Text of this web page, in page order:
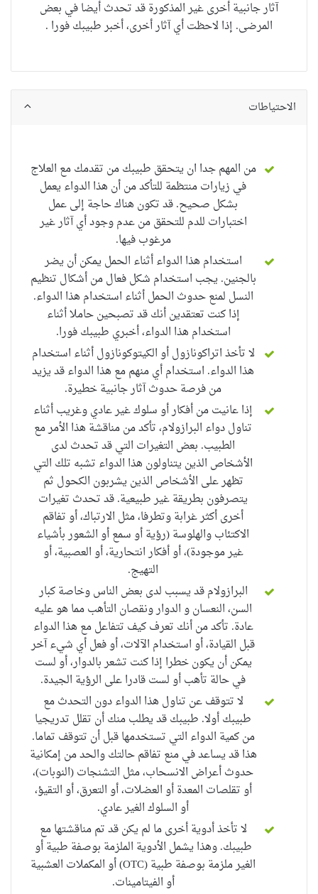
آثار جانبية أخرى غير المذكورة قد تحدث أيضا في بعض
المرضى. إذا لاحظت أي آثار أخرى، أخبر طبيبك فورا .
الاحتياطات
من المهم جدا ان يتحقق طبيبك من تقدمك مع العلاج
في زيارات منتظمة للتأكد من أن هذا الدواء يعمل
بشكل صحيح. قد تكون هناك حاجة إلى عمل
اختبارات للدم للتحقق من عدم وجود أي آثار غير
مرغوب فيها.
استخدام هذا الدواء أثناء الحمل يمكن أن يضر
بالجنين. يجب استخدام شكل فعال من أشكال تنظيم
النسل لمنع حدوث الحمل أثناء استخدام هذا الدواء.
إذا كنت تعتقدين أنك قد تصبحين حاملا أثناء
استخدام هذا الدواء، أخبري طبيبك فورا.
لا تأخذ اتراكونازول أو الكيتوكونازول أثناء استخدام
هذا الدواء. استخدام أي منهم مع هذا الدواء قد يزيد
من فرصة حدوث آثار جانبية خطيرة.
إذا عانيت من أفكار أو سلوك غير عادي وغريب أثناء
تناول دواء البرازولام، تأكد من مناقشة هذا الأمر مع
الطبيب. بعض التغيرات التي قد تحدث لدى
الأشخاص الذين يتناولون هذا الدواء تشبه تلك التي
تظهر على الأشخاص الذين يشربون الكحول ثم
يتصرفون بطريقة غير طبيعية. قد تحدث تغيرات
أخرى أكثر غرابة وتطرفا، مثل الارتباك، أو تفاقم
الاكتئاب والهلوسة (رؤية أو سمعأوالشعوربأشياء
غير موجودة)، أو أفكار انتحارية، أو العصبية، أو
التهيج.
البرازولام قد يسبب لدى بعض الناس وخاصة كبار
السن، النعسان و الدوار ونقصان التأهبمما هو عليه
عادة. تأكد من أنك تعرف كيف تتفاعل مع هذا الدواء
قبل القيادة، أو استخدام الآلات، أوفعل أي شيءآخر
يمكن أن يكون خطرا إذا كنت تشعر بالدوار، أو لست
في حالة تأهبأولستقادرا على الرؤية الجيدة.
لا تتوقف عن تناول هذا الدواء دون التحدث مع
طبيبك أولا. طبيبك قد يطلب منك أن تقلل تدريجيا
من كمية الدواء التي تستخدمها قبل أن تتوقف تماما.
هذا قد يساعد في منع تفاقم حالتك والحد من إمكانية
حدوث أعراض الانسحاب، مثل التشنجات (النوبات)،
أو تقلصات المعدة أو العضلات، أو التعرق، أو التقيؤ،
أو السلوك الغير عادي.
لا تأخذ أدوية أخرى ما لم يكن قد تم مناقشتها مع
طبيبك. وهذا يشمل الأدوية الملزمة بوصفة طبية أو
الغير ملزمة بوصفة طبية (OTC) أو المكملات العشبية
أو الفيتامينات.